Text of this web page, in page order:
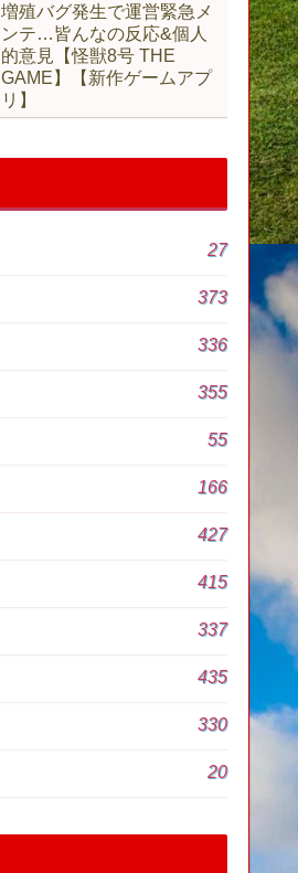
増殖バグ発生で運営緊急メ
ンテ…皆んなの反応&個人
的意見【怪獣8号 THE
GAME】【新作ゲームアプ
リ】
27
373
336
355
55
166
427
415
337
435
330
20